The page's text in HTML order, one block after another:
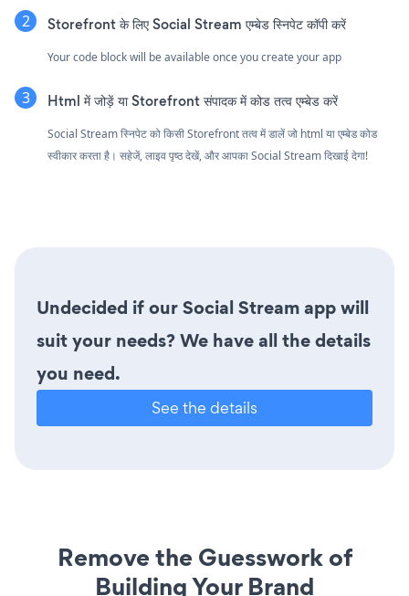
Storefront के लिए Social Stream एम्बेड स्निपेट कॉपी करें
Your code block will be available once you create your app
Html में जोड़ें या Storefront संपादक में कोड तत्व एम्बेड करें
Social Stream स्निपेट को किसी Storefront तत्व में डालें जो html या एम्बेड कोड
स्वीकार करता है। सहेजें, लाइव पृष्ठ देखें, और आपका Social Stream दिखाई देगा!
Undecided if our Social Stream app will
suit your needs? We have all the details
you need.
See the details
Remove the Guesswork of
Building Your Brand